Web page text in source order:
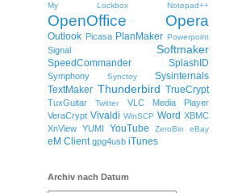
My Lockbox
Notepad++
OpenOffice Opera
Outlook Picasa PlanMaker Powerpoint
Signal Softmaker
SpeedCommander SplashID
Symphony Synctoy
Sysinternals
TextMaker Thunderbird TrueCrypt
TuxGuitar Twitter
VLC Media Player
VeraCrypt Vivaldi WinSCP Word XBMC
XnView YUMI YouTube ZeroBin eBay
eM Client gpg4usb iTunes
Archiv nach Datum